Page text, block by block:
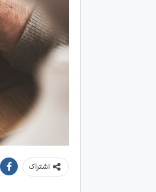
اشتراک